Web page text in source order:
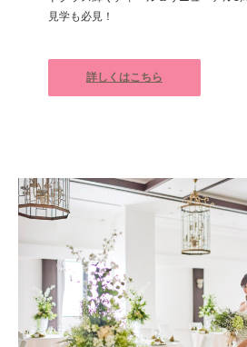
見学も必見！
詳しくはこちら